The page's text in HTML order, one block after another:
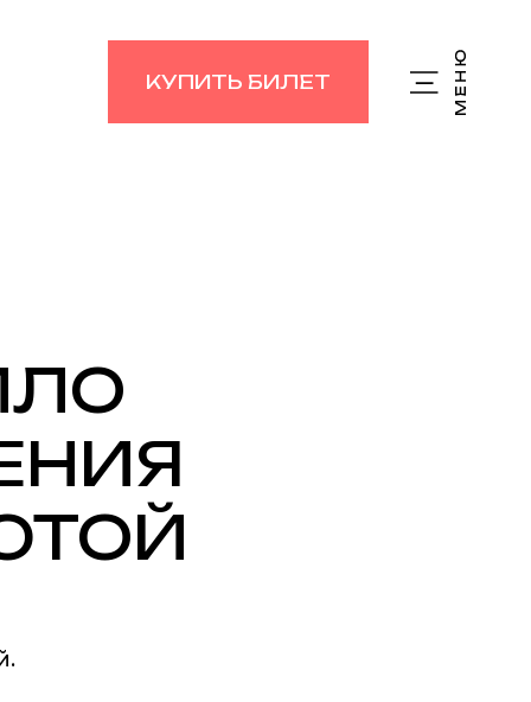
КУПИТЬ БИЛЕТ